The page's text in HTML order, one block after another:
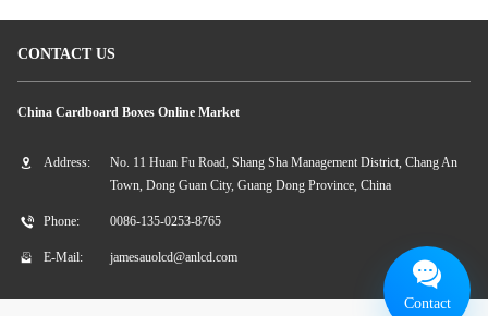
CONTACT US
China Cardboard Boxes Online Market
Address:
No. 11 Huan Fu Road, Shang Sha Management District, Chang An
Town, Dong Guan City, Guang Dong Province, China
Phone: 0086-135-0253-8765
E-Mail: jamesauolcd@anlcd.com
Contact